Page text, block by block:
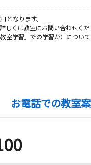
となります。
くは教室にお問い合わせく
学習」での学習か）につい
お電話での教室